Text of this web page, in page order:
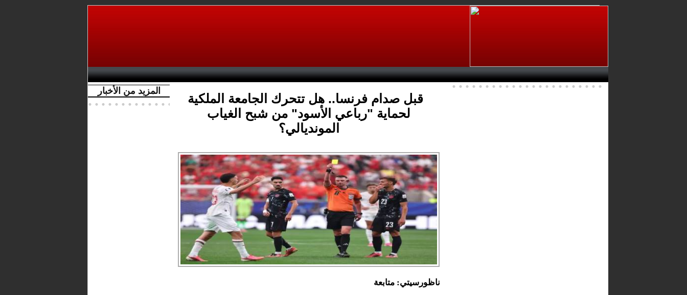
المزيد من الأخبار
قبل صدام فرنسا.. هل تتحرك الجامعة الملكية
لحماية "رباعي الأسود" من شبح الغياب
المونديالي؟
ناظورسيتي: متابعة